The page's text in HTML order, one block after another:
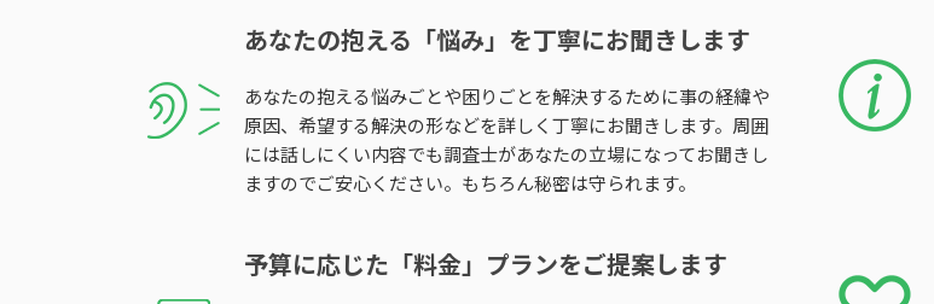
あなたの抱える「悩み」を丁寧にお聞きします
あなたの抱える悩みごとや困りごとを解決するために事の経緯や
原因、希望する解決の形などを詳しく丁寧にお聞きします。周囲
には話しにくい内容でも調査士があなたの立場になってお聞きし
ますのでご安心ください。もちろん秘密は守られます。
予算に応じた「料金」プランをご提案します